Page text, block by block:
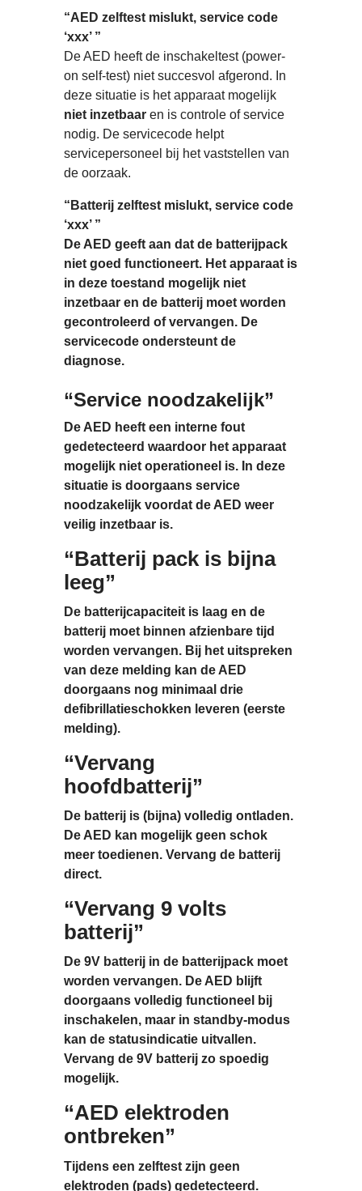
“AED zelftest mislukt, service code
‘xxx’ ”
De AED heeft de inschakeltest (power-
on self-test) niet succesvol afgerond. In
deze situatie is het apparaat mogelijk
niet inzetbaar en is controle of service
nodig. De servicecode helpt
servicepersoneel bij het vaststellen van
de oorzaak.
“Batterij zelftest mislukt, service code
‘xxx’ ”
De AED geeft aan dat de batterijpack
niet goed functioneert. Het apparaat is
in deze toestand mogelijk niet
inzetbaar en de batterij moet worden
gecontroleerd of vervangen. De
servicecode ondersteunt de
diagnose.
“Service noodzakelijk”
De AED heeft een interne fout
gedetecteerd waardoor het apparaat
mogelijk niet operationeel is. In deze
situatie is doorgaans service
noodzakelijk voordat de AED weer
veilig inzetbaar is.
“Batterij pack is bijna
leeg”
De batterijcapaciteit is laag en de
batterij moet binnen afzienbare tijd
worden vervangen. Bij het uitspreken
van deze melding kan de AED
doorgaans nog minimaal drie
defibrillatieschokken leveren (eerste
melding).
“Vervang
hoofdbatterij”
De batterij is (bijna) volledig ontladen.
De AED kan mogelijk geen schok
meer toedienen. Vervang de batterij
direct.
“Vervang 9 volts
batterij”
De 9V batterij in de batterijpack moet
worden vervangen. De AED blijft
doorgaans volledig functioneel bij
inschakelen, maar in standby-modus
kan de statusindicatie uitvallen.
Vervang de 9V batterij zo spoedig
mogelijk.
“AED elektroden
ontbreken”
Tijdens een zelftest zijn geen
elektroden (pads) gedetecteerd.